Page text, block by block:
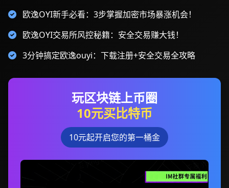
欧逸OYI新手必看：3步掌握加密市场暴涨机会！
欧逸OYI交易所风控秘籍：安全交易赚大钱！
3分钟搞定欧逸ouyi：下载注册+安全交易全攻略
玩区块链上币圈
10元买比特币
10元起开启您的第一桶金